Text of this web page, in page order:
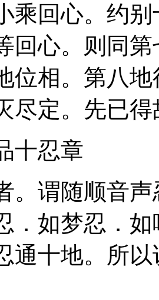
乘回心。约
回心。则同
位相。第八
尽定。先已
忍章
谓随顺音声
．如梦忍．
通十地。所